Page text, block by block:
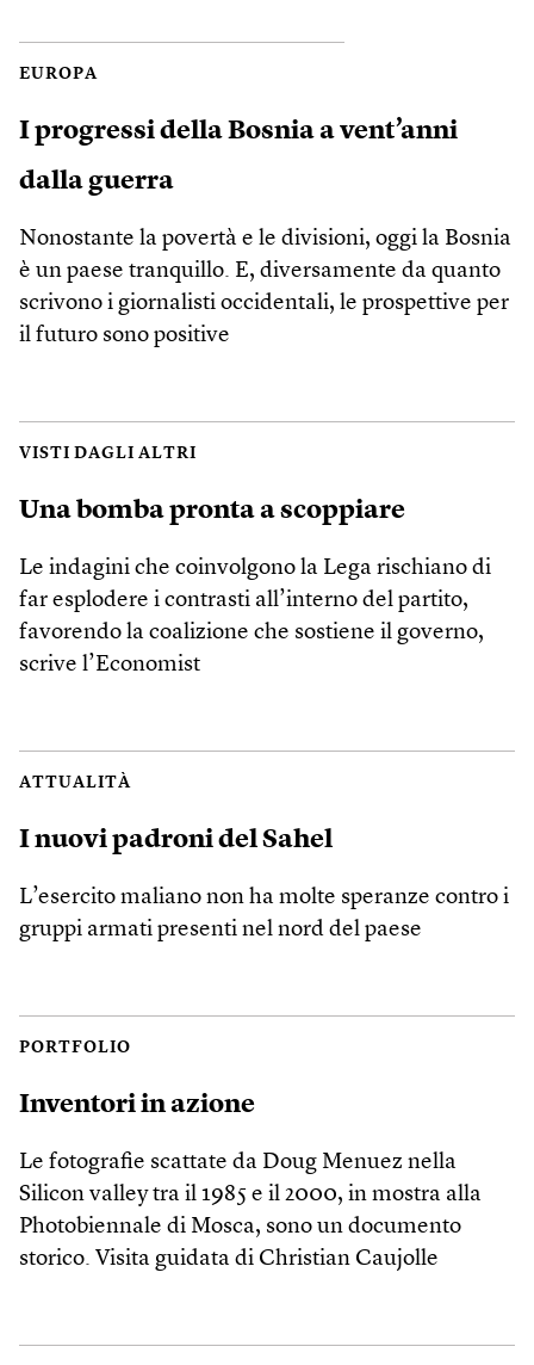
EUROPA
I progressi della Bosnia a vent’anni
dalla guerra
Nonostante la povertà e le divisioni, oggi la Bosnia
è un paese tranquillo. E, diversamente da quanto
scrivono i giornalisti occidentali, le prospettive per
il futuro sono positive
VISTI DAGLI ALTRI
Una bomba pronta a scoppiare
Le indagini che coinvolgono la Lega rischiano di
far esplodere i contrasti all’interno del partito,
favorendo la coalizione che sostiene il governo,
scrive l’Economist
ATTUALITÀ
I nuovi padroni del Sahel
L’esercito maliano non ha molte speranze contro i
gruppi armati presenti nel nord del paese
PORTFOLIO
Inventori in azione
Le fotografie scattate da Doug Menuez nella
Silicon valley tra il 1985 e il 2000, in mostra alla
Photobiennale di Mosca, sono un documento
storico. Visita guidata di Christian Caujolle